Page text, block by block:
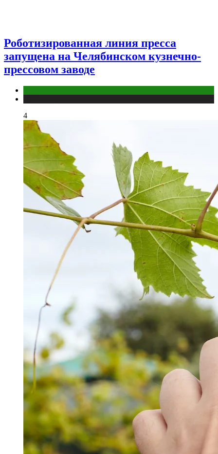
Роботизированная линия пресса
запущена на Челябинском кузнечно-
прессовом заводе
4